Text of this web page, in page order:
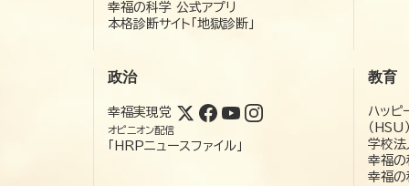
幸福の科学 公式アプリ
本格診断サイト「地獄診断」
政治
幸福実現党
オピニオン配信
「HRPニュースファイル」
教育
ハッピ
（HSU）
学校法
幸福の
幸福の